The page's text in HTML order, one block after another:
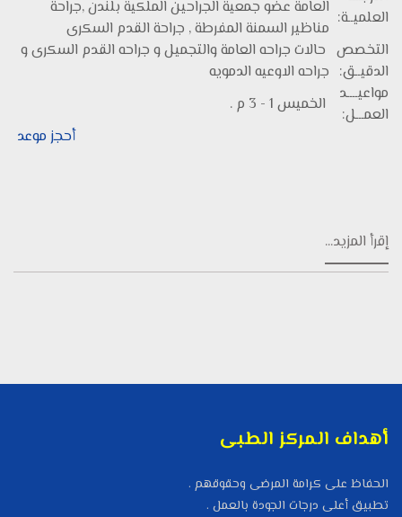
العامة عضو جمعية الجراحين الملكية بلندن ,جراحة
مناظير السمنة المفرطة , جراحة القدم السكرى العلميــة:
حالات جراحه العامة والتجميل و جراحه القدم السكرى و
جراحه الاوعيه الدمويه
التخصص
الدقيــق:
الخميس 1 - 3 م .
مواعيــــد
العمـــل:
أحجز موعد
إقرأ المزيد...
أهداف المركز الطبى
الحفاظ على كرامة المرضى وحقوقهم .
تطبيق أعلى درجات الجودة بالعمل .